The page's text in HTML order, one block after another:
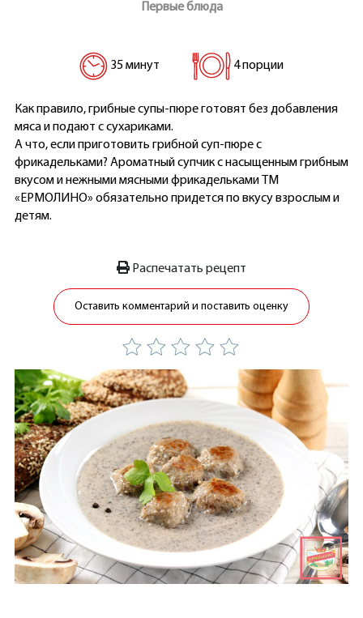
Первые блюда
35 минут 4 порции
Как правило, грибные супы-пюре готовят без добавления
мяса и подают с сухариками.
А что, если приготовить грибной суп-пюре с
фрикадельками? Ароматный супчик с насыщенным грибным
вкусом и нежными мясными фрикадельками ТМ
«ЕРМОЛИНО» обязательно придется по вкусу взрослым и
детям.
Распечатать рецепт
Оставить комментарий и поставить оценку